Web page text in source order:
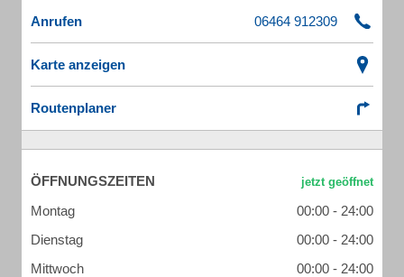
Anrufen
Karte anzeigen
Routenplaner
ÖFFNUNGSZEITEN
Montag
00:00 - 24:00
Dienstag
00:00 - 24:00
Mittwoch
00:00 - 24:00